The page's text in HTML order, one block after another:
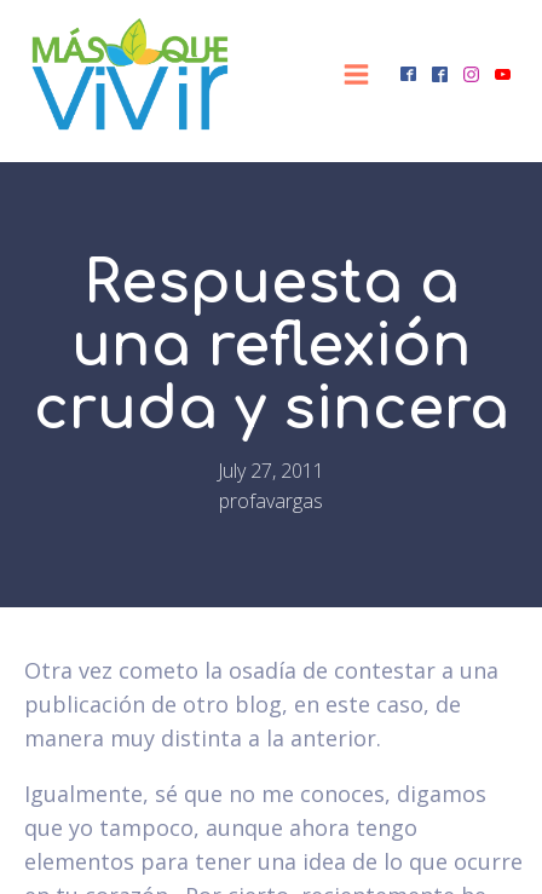
Respuesta a
una reflexión
cruda y sincera
July 27, 2011
profavargas
Otra vez cometo la osadía de contestar a una
publicación de otro blog, en este caso, de
manera muy distinta a la anterior.
Igualmente, sé que no me conoces, digamos
que yo tampoco, aunque ahora tengo
elementos para tener una idea de lo que ocurre